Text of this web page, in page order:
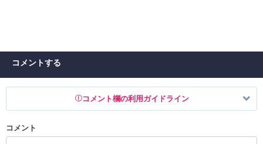
コメントする
コメント欄の利用ガイドライン
以下の書き込みを禁止とし、場合によってはコメント削除や書き込み制
コメント